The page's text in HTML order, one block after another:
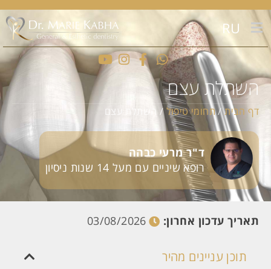
RU
השתלת עצם
דף הבית/תחומי טיפול/ השתלת עצם
ד"ר מרעי כבהה
רופא שיניים עם מעל 14 שנות ניסיון
תאריך עדכון אחרון: 03/08/2026
תוכן עניינים מהיר